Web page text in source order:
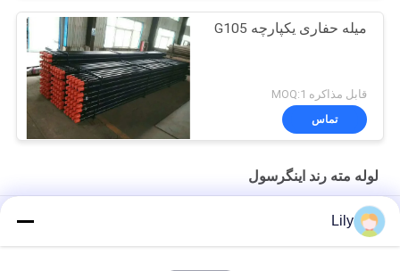
میله حفاری یکپارچه G105
قابل مذاکره MOQ:1
تماس
لوله مته رند اینگرسول
20 اينچ طول مواد قابل اعتماد قطب سوراخ 5 اينچ O.D
میله مته یکپارچه به طول 5 اینچ، لوله مته DTH با پوشش API C 670lbc
Lily